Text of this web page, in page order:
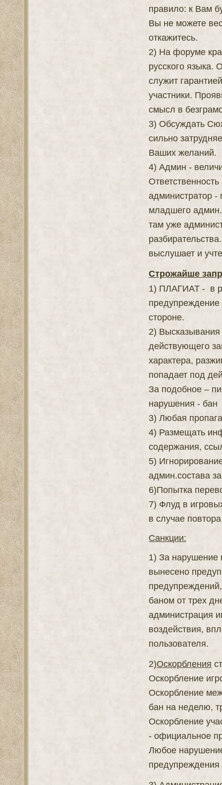
правило: к Вам
Вы не можете
откажитесь.
2) На форуме
русского языка.
служит
участники.
смысл в
3) Обсуждать
сильно
Ваших желаний.
4) Админ -
администратор -
младшего
там уже
выслушает и
Строжайше
1) ПЛАГИАТ - в
предупреждение
стороне.
2)
действующего
характера,
попадает под
За подобное –
нарушения - бан
3) Любая
4) Размещать
содержания,
5)
админ.состава
6)Попытка
7) Флуд в
в случае
Санкции:
1) За нарушение
вынесено
баном от трех
администрация
воздействия,
пользователя.
2)Оскорбления
Оскорбление
Оскорбление
бан на неделю,
Оскорбление
- официальное
Любое